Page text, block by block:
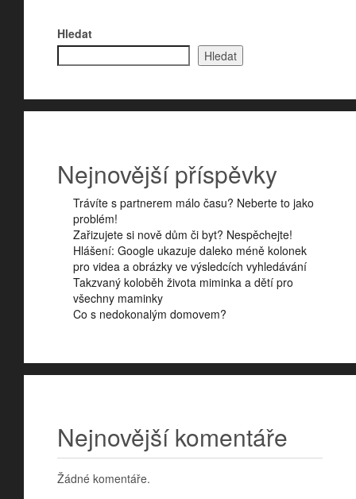
Hledat
Hledat
Nejnovější příspěvky
Trávíte s partnerem málo času? Neberte to jako
problém!
Zařizujete si nově dům či byt? Nespěchejte!
Hlášení: Google ukazuje daleko méně kolonek
pro videa a obrázky ve výsledcích vyhledávání
Takzvaný koloběh života miminka a dětí pro
všechny maminky
Co s nedokonalým domovem?
Nejnovější komentáře
Žádné komentáře.